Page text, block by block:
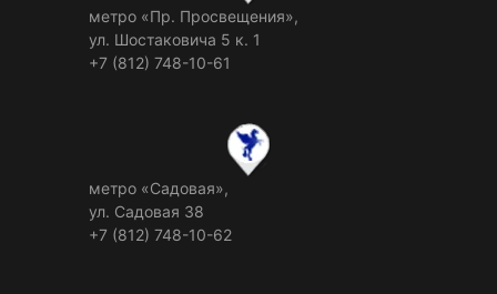
метро «Пр. Просвещения»,
ул. Шостаковича 5 к. 1
+7 (812) 748-10-61
метро «Садовая»,
ул. Садовая 38
+7 (812) 748-10-62